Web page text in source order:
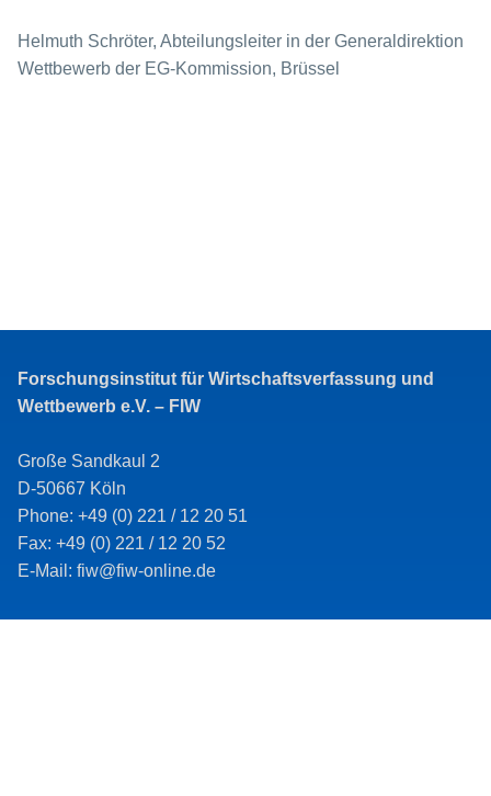
Helmuth Schröter, Abteilungsleiter in der Generaldirektion
Wettbewerb der EG-Kommission, Brüssel
Forschungsinstitut für Wirtschaftsverfassung und
Wettbewerb e.V. – FIW
Große Sandkaul 2
D-50667 Köln
Phone: +49 (0) 221 / 12 20 51
Fax: +49 (0) 221 / 12 20 52
E-Mail: fiw@fiw-online.de